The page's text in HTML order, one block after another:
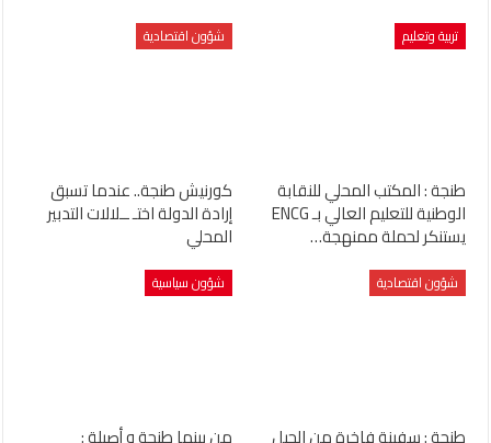
تربية وتعليم
طنجة : المكتب المحلي للنقابة
الوطنية للتعليم العالي بـ ENCG
يستنكر لحملة ممنهجة…
شؤون اقتصادية
كورنيش طنجة.. عندما تسبق
إرادة الدولة اختـ ــلالات التدبير
المحلي
شؤون اقتصادية شؤون سياسية